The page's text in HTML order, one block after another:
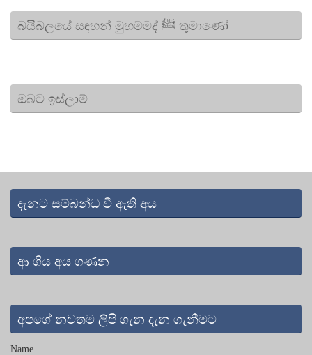
බයිබලයේ සඳහන් මුහම්මද් ﷺ තුමාණෝ
ඔබට ඉස්ලාම්
දැනට සම්බන්ධ වී ඇති අය
ආ ගිය අය ගණන
අපගේ නවතම ලිපි ගැන දැන ගැනීමට
Name